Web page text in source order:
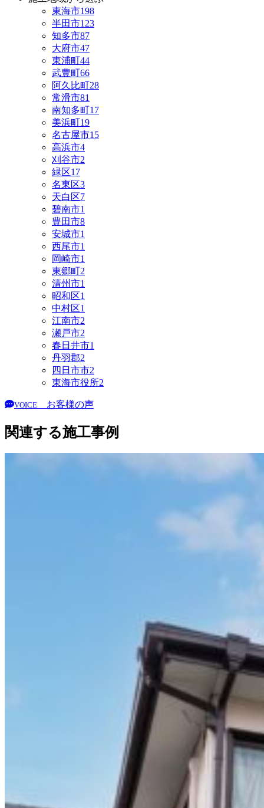
東海市198
半田市123
知多市87
大府市47
東浦町44
武豊町66
阿久比町28
常滑市81
南知多町17
美浜町19
名古屋市15
高浜市4
刈谷市2
緑区17
名東区3
天白区7
碧南市1
豊田市8
安城市1
西尾市1
岡崎市1
東郷町2
清州市1
昭和区1
中村区1
江南市2
瀬戸市2
春日井市1
丹羽郡2
四日市市2
東海市役所2
VOICE お客様の声
関連する施工事例